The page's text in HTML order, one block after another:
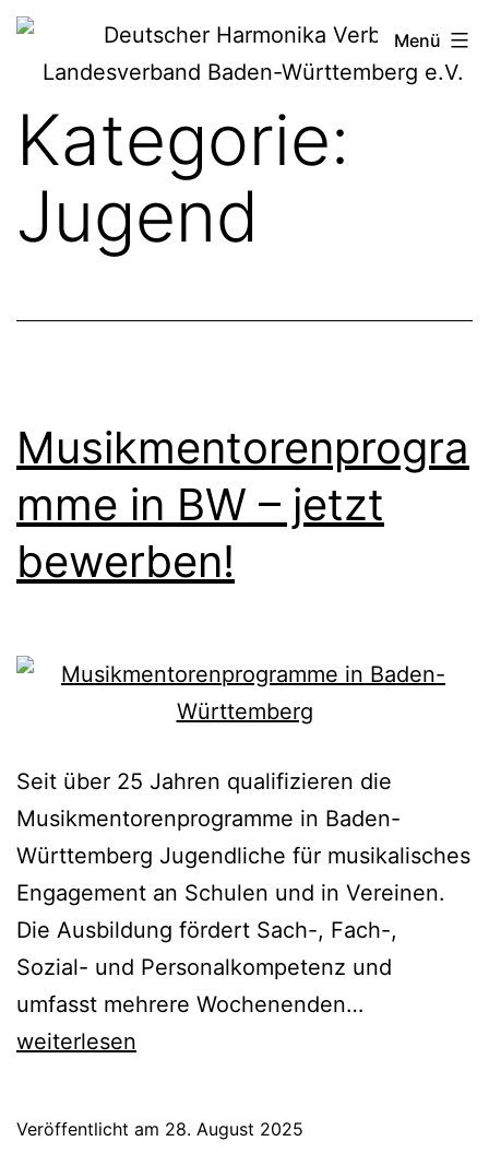
Zum
Deutscher
Harmonika-
Verband
Menü
Kategorie:
Jugend
Musikmentorenprogra
mme in BW – jetzt
bewerben!
Seit über 25 Jahren qualifizieren die
Musikmentorenprogramme in Baden-
Württemberg Jugendliche für musikalisches
Engagement an Schulen und in Vereinen.
Die Ausbildung fördert Sach-, Fach-,
Sozial- und Personalkompetenz und
umfasst mehrere Wochenenden…
weiterlesen
Veröffentlicht am 28. August 2025